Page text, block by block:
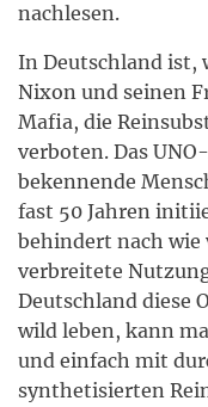
nachlesen.
In Deutschland ist,
Nixon und seinen
Mafia, die
verboten. Das
bekennende
fast 50 Jahren
behindert nach
verbreitete
Deutschland diese
wild leben, kann
und einfach mit
synthetisierten